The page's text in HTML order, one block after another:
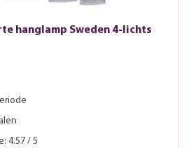
hanglamp Sweden 4-lichts
4.57 / 5